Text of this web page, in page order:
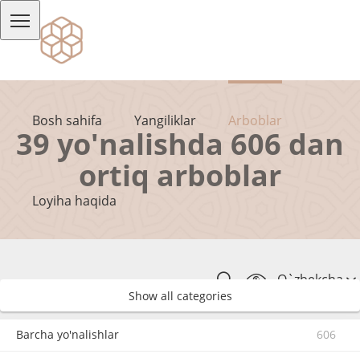
Bosh sahifa Yangiliklar Arboblar
Loyiha haqida
O`zbekcha
39 yo'nalishda 606 dan
ortiq arboblar
Show all categories
Barcha yo'nalishlar 606